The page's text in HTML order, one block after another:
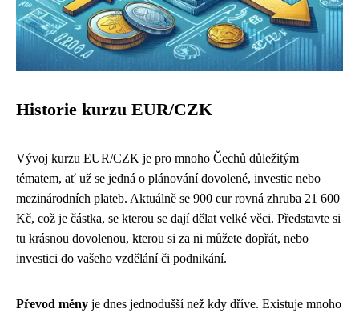
Historie kurzu EUR/CZK
Vývoj kurzu EUR/CZK je pro mnoho Čechů důležitým
tématem, ať už se jedná o plánování dovolené, investic nebo
mezinárodních plateb. Aktuálně se 900 eur rovná zhruba 21 600
Kč, což je částka, se kterou se dají dělat velké věci. Představte si
tu krásnou dovolenou, kterou si za ni můžete dopřát, nebo
investici do vašeho vzdělání či podnikání.
Převod měny je dnes jednodušší než kdy dříve. Existuje mnoho